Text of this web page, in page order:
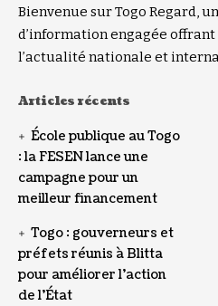
Bienvenue sur Togo Regard,
d’information engagée
l’actualité nationale et
Articles récents
École publique au Togo
: la FESEN lance une
campagne pour un
meilleur financement
Togo : gouverneurs et
préfets réunis à Blitta
pour améliorer l’action
de l’État